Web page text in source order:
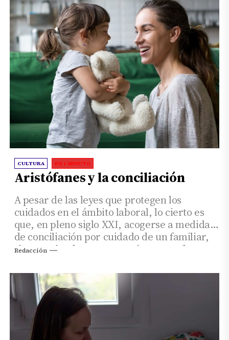
CULTURA EN 1 MINUTO
Aristófanes y la conciliación
A pesar de las leyes que protegen los
cuidados en el ámbito laboral, lo cierto es
que, en pleno siglo XXI, acogerse a medidas
de conciliación por cuidado de un familiar,
sigue teniendo consecuencias que sufren, en
Redacción